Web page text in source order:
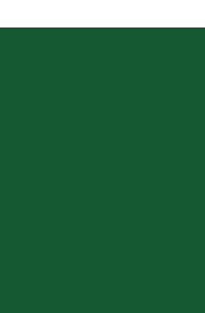
varianter.